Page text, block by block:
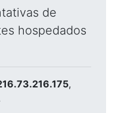
de
hospedados
,